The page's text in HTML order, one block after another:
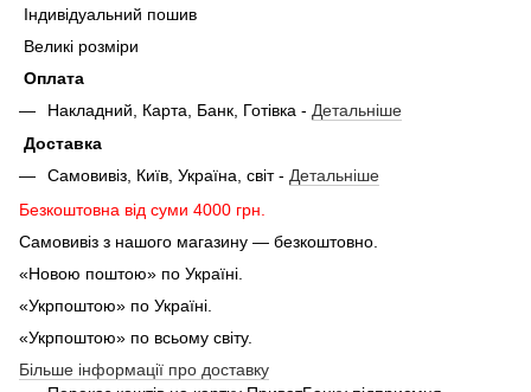
Індивідуальний пошив
Великі розміри
Оплата
Накладний, Карта, Банк, Готівка - Детальніше
Доставка
Самовивіз, Київ, Україна, світ - Детальніше
Безкоштовна від суми 4000 грн.
Самовивіз з нашого магазину — безкоштовно.
«Новою поштою» по Україні.
«Укрпоштою» по Україні.
«Укрпоштою» по всьому світу.
Більше інформації про доставку